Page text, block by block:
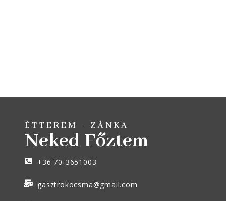
ÉTTEREM - ZÁNKA
Neked Főztem
+36 70-3651003
gasztrokocsma@gmail.com